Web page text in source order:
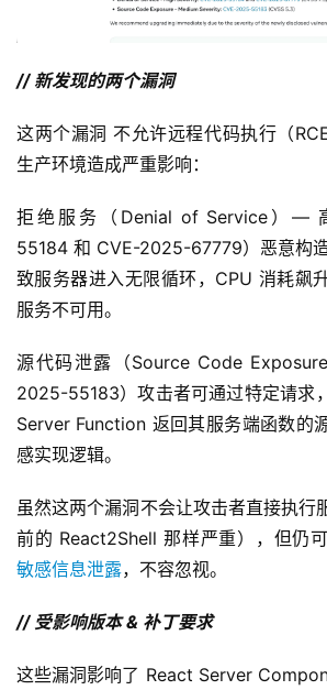
// 新发现的两个漏洞
这两个漏洞 不允许远程代码执行（
生产环境造成严重影响：
拒绝服务（Denial of Service）—
55184 和 CVE-2025-67779）恶意构
致服务器进入无限循环，CPU 消耗飙
服务不可用。
源代码泄露（Source Code
2025-55183）攻击者可通过特定请求
Server Function 返回其服务端函数的
感实现逻辑。
虽然这两个漏洞不会让攻击者直接执行
前的 React2Shell 那样严重），但仍
敏感信息泄露，不容忽视。
// 受影响版本 & 补丁要求
这些漏洞影响了 React Server